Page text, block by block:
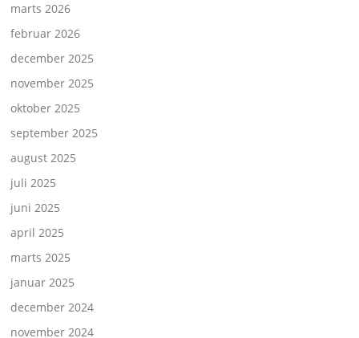
marts 2026
februar 2026
december 2025
november 2025
oktober 2025
september 2025
august 2025
juli 2025
juni 2025
april 2025
marts 2025
januar 2025
december 2024
november 2024